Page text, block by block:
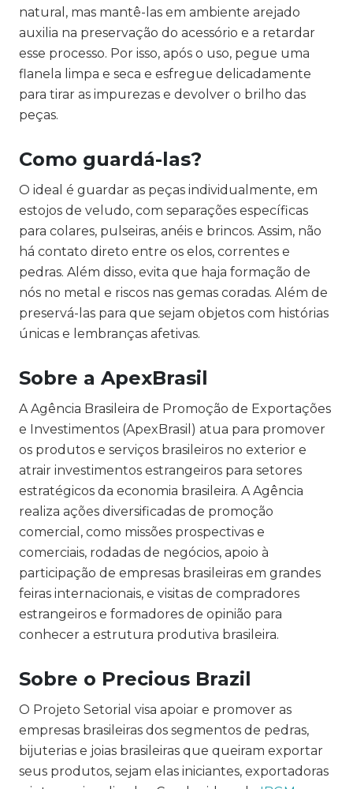
natural, mas mantê-las em ambiente arejado
auxilia na preservação do acessório e a retardar
esse processo. Por isso, após o uso, pegue uma
flanela limpa e seca e esfregue delicadamente
para tirar as impurezas e devolver o brilho das
peças.
Como guardá-las?
O ideal é guardar as peças individualmente, em
estojos de veludo, com separações específicas
para colares, pulseiras, anéis e brincos. Assim, não
há contato direto entre os elos, correntes e
pedras. Além disso, evita que haja formação de
nós no metal e riscos nas gemas coradas. Além de
preservá-las para que sejam objetos com histórias
únicas e lembranças afetivas.
Sobre a ApexBrasil
A Agência Brasileira de Promoção de Exportações
e Investimentos (ApexBrasil) atua para promover
os produtos e serviços brasileiros no exterior e
atrair investimentos estrangeiros para setores
estratégicos da economia brasileira. A Agência
realiza ações diversificadas de promoção
comercial, como missões prospectivas e
comerciais, rodadas de negócios, apoio à
participação de empresas brasileiras em grandes
feiras internacionais, e visitas de compradores
estrangeiros e formadores de opinião para
conhecer a estrutura produtiva brasileira.
Sobre o Precious Brazil
O Projeto Setorial visa apoiar e promover as
empresas brasileiras dos segmentos de pedras,
bijuterias e joias brasileiras que queiram exportar
seus produtos, sejam elas iniciantes, exportadoras